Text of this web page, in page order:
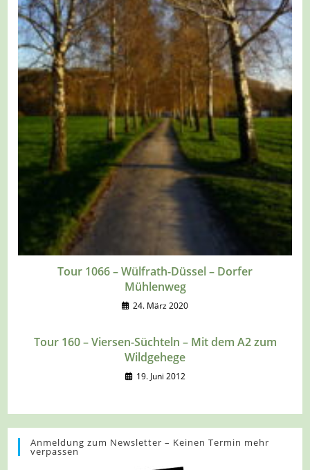
Tour 1066 – Wülfrath-Düssel – Dorfer
Mühlenweg
24. März 2020
Tour 160 – Viersen-Süchteln – Mit dem A2 zum
Wildgehege
19. Juni 2012
Anmeldung zum Newsletter – Keinen Termin mehr
verpassen